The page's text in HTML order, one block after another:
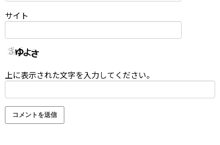
サイト
上に表示された文字を入力してください。